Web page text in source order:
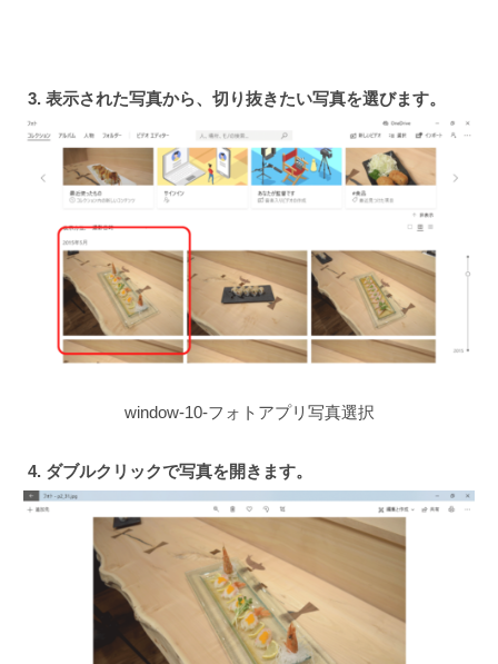
3. 表示された写真から、切り抜きたい写真を選びます。
window-10-フォトアプリ写真選択
4. ダブルクリックで写真を開きます。